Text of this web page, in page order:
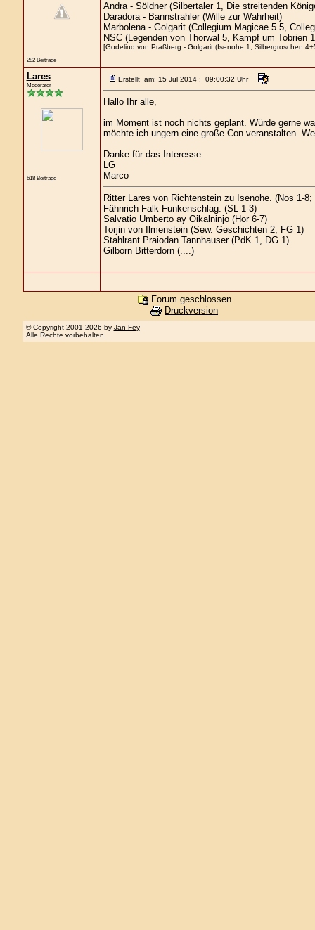
282 Beiträge
Andra - Söldner (Silbertaler 1, Die streitenden
Daradora - Bannstrahler (Wille zur Wahrheit)
Marbolena - Golgarit (Collegium Magicae 5.5,
NSC (Legenden von Thorwal 5, Kampf um Tobrien
[Godelind von Praßberg - Golgarit (Isenohe 1, Silbergroschen
Lares
Moderator
618 Beiträge
Erstellt am: 15 Jul 2014 : 09:00:32 Uhr
Hallo Ihr alle,
im Moment ist noch nichts geplant. Würde gerne
möchte ich ungern eine große Con veranstalten.
Danke für das Interesse.
LG
Marco
Ritter Lares von Richtenstein zu Isenohe. (Nos 1-
Fähnrich Falk Funkenschlag. (SL 1-3)
Salvatio Umberto ay Oikalninjo (Hor 6-7)
Torjin von Ilmenstein (Sew. Geschichten 2; FG 1)
Stahlrant Praiodan Tannhauser (PdK 1, DG 1)
Gilborn Bitterdorn (....)
Forum geschlossen
Druckversion
© Copyright 2001-2026 by Jan Fey
Alle Rechte vorbehalten.